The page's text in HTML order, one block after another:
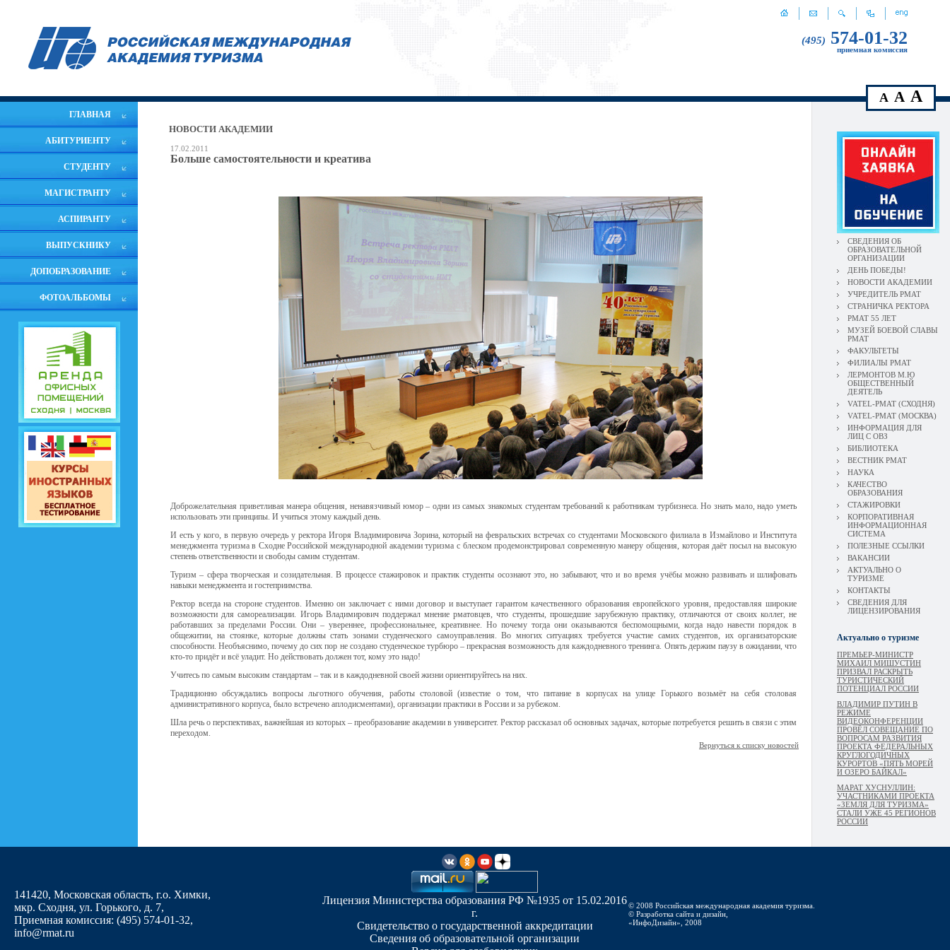
(495) 574-01-32
приемная комиссия
ГЛАВНАЯ
АБИТУРИЕНТУ
СТУДЕНТУ
МАГИСТРАНТУ
АСПИРАНТУ
ВЫПУСКНИКУ
ДОПОБРАЗОВАНИЕ
ФОТОАЛЬБОМЫ
A A A
НОВОСТИ АКАДЕМИИ
17.02.2011
Больше самостоятельности и креатива
Доброжелательная приветливая манера общения, ненавязчивый юмор – одни из самых знакомых студентам требований к работникам турбизнеса. Но знать мало, надо уметь
использовать эти принципы. И учиться этому каждый день.
И есть у кого, в первую очередь у ректора Игоря Владимировича Зорина, который на февральских встречах со студентами Московского филиала в Измайлово и Института
менеджмента туризма в Сходне Российской международной академии туризма с блеском продемонстрировал современную манеру общения, которая даёт посыл на высокую
степень ответственности и свободы самим студентам.
Туризм – сфера творческая и созидательная. В процессе стажировок и практик студенты осознают это, но забывают, что и во время учёбы можно развивать и шлифовать
навыки менеджмента и гостеприимства.
Ректор всегда на стороне студентов. Именно он заключает с ними договор и выступает гарантом качественного образования европейского уровня, предоставляя широкие
возможности для самореализации. Игорь Владимирович поддержал мнение рматовцев, что студенты, прошедшие зарубежную практику, отличаются от своих коллег, не
работавших за пределами России. Они – увереннее, профессиональнее, креативнее. Но почему тогда они оказываются беспомощными, когда надо навести порядок в
общежитии, на стоянке, которые должны стать зонами студенческого самоуправления. Во многих ситуациях требуется участие самих студентов, их организаторские
способности. Необъяснимо, почему до сих пор не создано студенческое турбюро – прекрасная возможность для каждодневного тренинга. Опять держим паузу в ожидании, что
кто-то придёт и всё уладит. Но действовать должен тот, кому это надо!
Учитесь по самым высоким стандартам – так и в каждодневной своей жизни ориентируйтесь на них.
Традиционно обсуждались вопросы льготного обучения, работы столовой (известие о том, что питание в корпусах на улице Горького возьмёт на себя столовая
административного корпуса, было встречено аплодисментами), организации практики в России и за рубежом.
Шла речь о перспективах, важнейшая из которых – преобразование академии в университет. Ректор рассказал об основных задачах, которые потребуется решить в связи с этим
переходом.
Вернуться к списку новостей
СВЕДЕНИЯ ОБ
ОБРАЗОВАТЕЛЬНОЙ
ОРГАНИЗАЦИИ
ДЕНЬ ПОБЕДЫ!
НОВОСТИ АКАДЕМИИ
УЧРЕДИТЕЛЬ РМАТ
СТРАНИЧКА РЕКТОРА
РМАТ 55 ЛЕТ
МУЗЕЙ БОЕВОЙ СЛАВЫ
РМАТ
ФАКУЛЬТЕТЫ
ФИЛИАЛЫ РМАТ
ЛЕРМОНТОВ М.Ю
ОБЩЕСТВЕННЫЙ
ДЕЯТЕЛЬ
VATEL-РМАТ (СХОДНЯ)
VATEL-РМАТ (МОСКВА)
ИНФОРМАЦИЯ ДЛЯ
ЛИЦ С ОВЗ
БИБЛИОТЕКА
ВЕСТНИК РМАТ
НАУКА
КАЧЕСТВО
ОБРАЗОВАНИЯ
СТАЖИРОВКИ
КОРПОРАТИВНАЯ
ИНФОРМАЦИОННАЯ
СИСТЕМА
ПОЛЕЗНЫЕ ССЫЛКИ
ВАКАНСИИ
АКТУАЛЬНО О
ТУРИЗМЕ
КОНТАКТЫ
СВЕДЕНИЯ ДЛЯ
ЛИЦЕНЗИРОВАНИЯ
Актуально о туризме
ПРЕМЬЕР-МИНИСТР
МИХАИЛ МИШУСТИН
ПРИЗВАЛ РАСКРЫТЬ
ТУРИСТИЧЕСКИЙ
ПОТЕНЦИАЛ РОССИИ
ВЛАДИМИР ПУТИН В
РЕЖИМЕ
ВИДЕОКОНФЕРЕНЦИИ
ПРОВЁЛ СОВЕЩАНИЕ ПО
ВОПРОСАМ РАЗВИТИЯ
ПРОЕКТА ФЕДЕРАЛЬНЫХ
КРУГЛОГОДИЧНЫХ
КУРОРТОВ «ПЯТЬ МОРЕЙ
И ОЗЕРО БАЙКАЛ»
МАРАТ ХУСНУЛЛИН:
УЧАСТНИКАМИ ПРОЕКТА
«ЗЕМЛЯ ДЛЯ ТУРИЗМА»
СТАЛИ УЖЕ 45 РЕГИОНОВ
РОССИИ
141420, Московская область, г.о. Химки,
мкр. Сходня, ул. Горького, д. 7,
Приемная комиссия: (495) 574-01-32,
info@rmat.ru
Лицензия Министерства образования РФ №1935 от 15.02.2016
г.
Свидетельство о государственной аккредитации
Сведения об образовательной организации
© 2008 Российская международная академия туризма.
© Разработка сайта и дизайн,
«ИнфоДизайн», 2008